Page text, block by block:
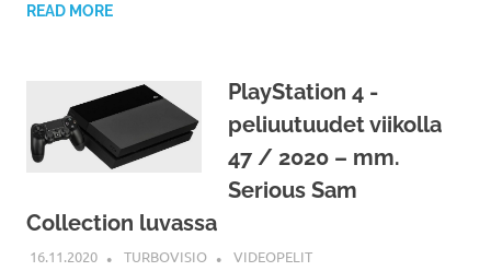
READ MORE
PlayStation 4 -
peliuutuudet viikolla
47 / 2020 – mm.
Serious Sam
Collection luvassa
16.11.2020 TURBOVISIO VIDEOPELIT